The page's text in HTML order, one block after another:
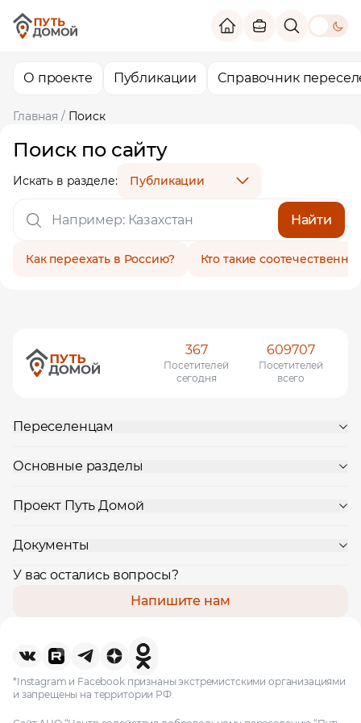
theme
О проекте Публикации Справочник
Главная / Поиск
Поиск по сайту
Искать в разделе: Публикации
Например: Казахстан Найти
Как переехать в Россию? Кто такие
367
Посетителей
сегодня
609707
Посетителей
всего
Переселенцам
Основные разделы
Проект Путь Домой
Документы
У вас остались вопросы?
Напишите нам
*Instagram и Facebook признаны экстремистскими организациями
и запрещены на территории РФ.
заявку и мы подберем вам доступные варианты
в интересующей вас локации
Профессия